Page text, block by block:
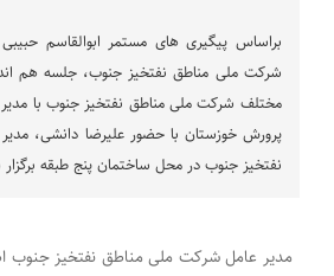
براساس پیگیری های مستمر ابوالقاسم حبیبی
شرکت ملی مناطق نفتخیز جنوب، جلسه هم
مختلف شرکت ملی مناطق نفتخیز جنوب با
پرورش خوزستان با حضور علیرضا دانشی،
نفتخیز جنوب در محل ساختمان پنج طبقه
مدیر عامل شرکت ملی مناطق نفتخیز جنوب